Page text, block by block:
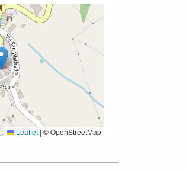
Leaflet | © OpenStreetMap